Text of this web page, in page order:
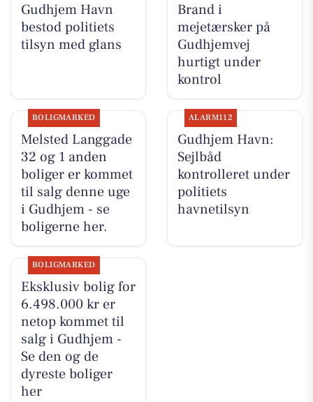
Gudhjem Havn
bestod politiets
tilsyn med glans
Brand i
mejetærsker på
Gudhjemvej
hurtigt under
kontrol
BOLIGMARKED
Melsted Langgade
32 og 1 anden
boliger er kommet
til salg denne uge
i Gudhjem - se
boligerne her.
ALARM112
Gudhjem Havn:
Sejlbåd
kontrolleret under
politiets
havnetilsyn
BOLIGMARKED
Eksklusiv bolig for
6.498.000 kr er
netop kommet til
salg i Gudhjem -
Se den og de
dyreste boliger
her